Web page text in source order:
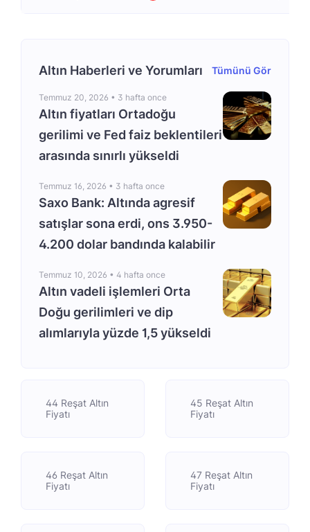
Altın Haberleri ve Yorumları Tümünü Gör
Temmuz 20, 2026 • 3 hafta once
Altın fiyatları Ortadoğu
gerilimi ve Fed faiz beklentileri
arasında sınırlı yükseldi
Temmuz 16, 2026 • 3 hafta once
Saxo Bank: Altında agresif
satışlar sona erdi, ons 3.950-
4.200 dolar bandında kalabilir
Temmuz 10, 2026 • 4 hafta once
Altın vadeli işlemleri Orta
Doğu gerilimleri ve dip
alımlarıyla yüzde 1,5 yükseldi
44 Reşat Altın
Fiyatı
45 Reşat Altın
Fiyatı
46 Reşat Altın
Fiyatı
47 Reşat Altın
Fiyatı